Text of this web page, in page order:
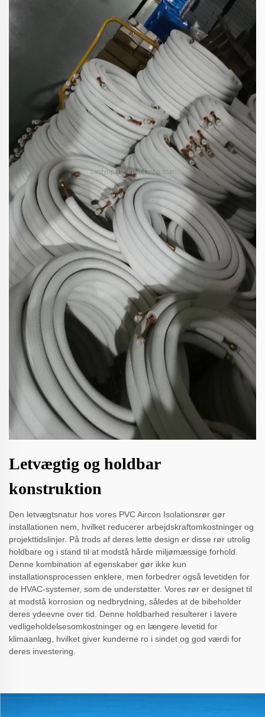
Letvægtig og holdbar
konstruktion
Den letvægtsnatur hos vores PVC Aircon Isolationsrør gør
installationen nem, hvilket reducerer arbejdskraftomkostninger og
projekttidslinjer. På trods af deres lette design er disse rør utrolig
holdbare og i stand til at modstå hårde miljømæssige forhold.
Denne kombination af egenskaber gør ikke kun
installationsprocessen enklere, men forbedrer også levetiden for
de HVAC-systemer, som de understøtter. Vores rør er designet til
at modstå korrosion og nedbrydning, således at de bibeholder
deres ydeevne over tid. Denne holdbarhed resulterer i lavere
vedligeholdelsesomkostninger og en længere levetid for
klimaanlæg, hvilket giver kunderne ro i sindet og god værdi for
deres investering.